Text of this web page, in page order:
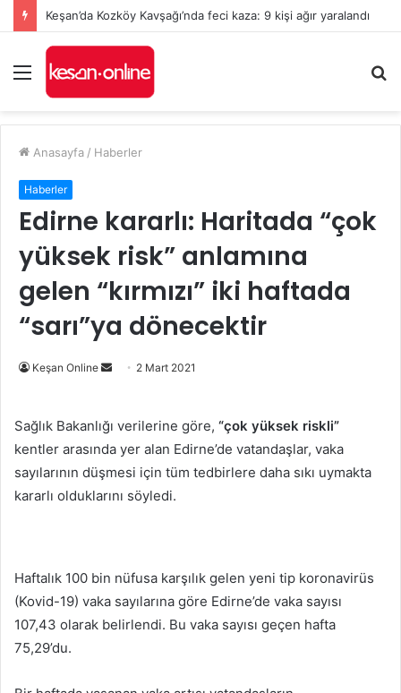
Keşan’da Kozköy Kavşağı’nda feci kaza: 9 kişi ağır yaralandı
Menü
...
Anasayfa / Haberler
Haberler
Edirne kararlı: Haritada “çok
yüksek risk” anlamına
gelen “kırmızı” iki haftada
“sarı”ya dönecektir
Keşan Online
Bir
göndermek
2 Mart 2021
Sağlık Bakanlığı verilerine göre, “çok yüksek riskli”
kentler arasında yer alan Edirne’de vatandaşlar, vaka
sayılarının düşmesi için tüm tedbirlere daha sıkı uymakta
kararlı olduklarını söyledi.
Haftalık 100 bin nüfusa karşılık gelen yeni tip koronavirüs
(Kovid-19) vaka sayılarına göre Edirne’de vaka sayısı
107,43 olarak belirlendi. Bu vaka sayısı geçen hafta
75,29’du.